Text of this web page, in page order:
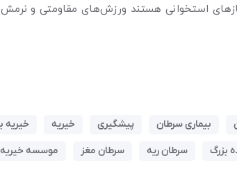
استخوانی هستند ورزش‌های مقاومتی و
بیماری سرطان پیشگیری خیریه خیریه
بزرگ سرطان ریه سرطان مغز موسسه